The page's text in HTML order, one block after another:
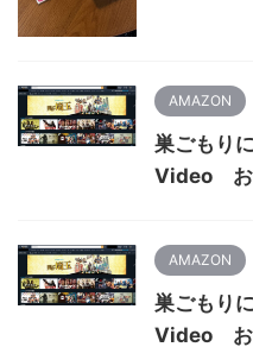
AMAZON
巣ごもり
Video お
AMAZON
巣ごもり
Video お